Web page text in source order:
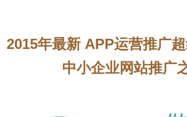
2015年最新 APP运营推广
中小企业网站推广